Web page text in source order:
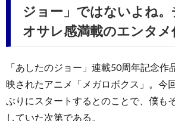
ジョー」ではないよね
オサレ感満載のエンタメ
「あしたのジョー」連載50周年記念作
映されたアニメ「メガロボクス」。今
ぶりにスタートするとのことで、僕も
していた次第である。